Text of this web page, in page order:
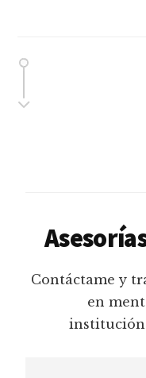
Contáctame y
en
institución